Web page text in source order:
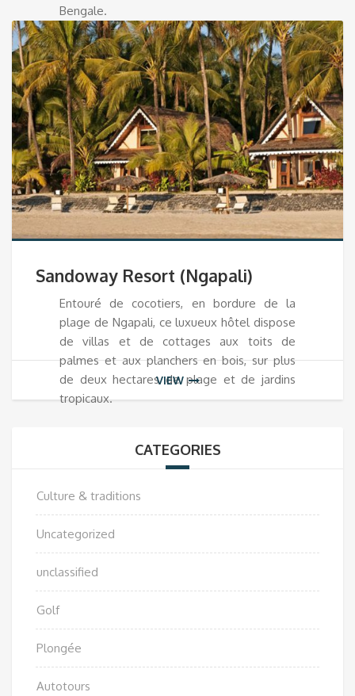
Bengale.
Sandoway Resort (Ngapali)
Entouré de cocotiers, en bordure de la
plage de Ngapali, ce luxueux hôtel dispose
de villas et de cottages aux toits de
palmes et aux planchers en bois, sur plus
de deux hectares de plage et de jardins
tropicaux.
VIEW
CATEGORIES
Culture & traditions
Uncategorized
unclassified
Golf
Plongée
Autotours